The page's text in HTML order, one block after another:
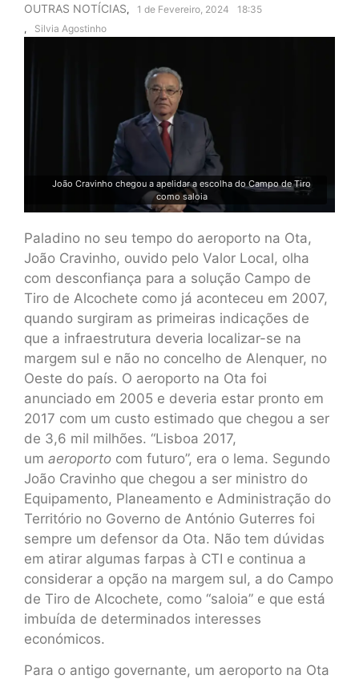
OUTRAS NOTÍCIAS, 1 de Fevereiro, 2024
18:35
,
Silvia Agostinho
João Cravinho chegou a apelidar a escolha do Campo de Tiro
como saloia
Paladino no seu tempo do aeroporto na Ota,
João Cravinho, ouvido pelo Valor Local, olha
com desconfiança para a solução Campo de
Tiro de Alcochete como já aconteceu em 2007,
quando surgiram as primeiras indicações de
que a infraestrutura deveria localizar-se na
margem sul e não no concelho de Alenquer, no
Oeste do país. O aeroporto na Ota foi
anunciado em 2005 e deveria estar pronto em
2017 com um custo estimado que chegou a ser
de 3,6 mil milhões. “Lisboa 2017,
um aeroporto com futuro”, era o lema. Segundo
João Cravinho que chegou a ser ministro do
Equipamento, Planeamento e Administração do
Território no Governo de António Guterres foi
sempre um defensor da Ota. Não tem dúvidas
em atirar algumas farpas à CTI e continua a
considerar a opção na margem sul, a do Campo
de Tiro de Alcochete, como “saloia” e que está
imbuída de determinados interesses
económicos.
Para o antigo governante, um aeroporto na Ota